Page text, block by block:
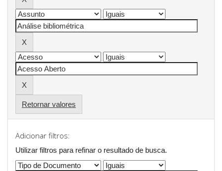
Retornar valores
Adicionar filtros:
Utilizar filtros para refinar o resultado de busca.